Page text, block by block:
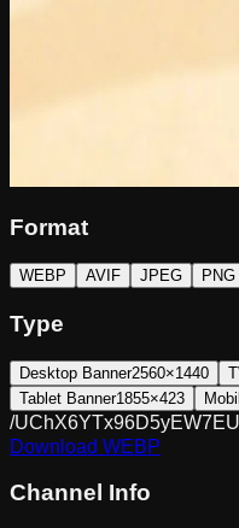
Format
WEBP AVIF JPEG PNG
Type
Desktop Banner2560×1440
Tablet Banner1855×423
/
Download WEBP
Channel Info